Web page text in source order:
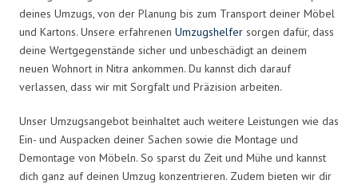
deines Umzugs, von der Planung bis zum Transport deiner Möbel
und Kartons. Unsere erfahrenen Umzugshelfer sorgen dafür, dass
deine Wertgegenstände sicher und unbeschädigt an deinem
neuen Wohnort in Nitra ankommen. Du kannst dich darauf
verlassen, dass wir mit Sorgfalt und Präzision arbeiten.
Unser Umzugsangebot beinhaltet auch weitere Leistungen wie das
Ein- und Auspacken deiner Sachen sowie die Montage und
Demontage von Möbeln. So sparst du Zeit und Mühe und kannst
dich ganz auf deinen Umzug konzentrieren. Zudem bieten wir dir